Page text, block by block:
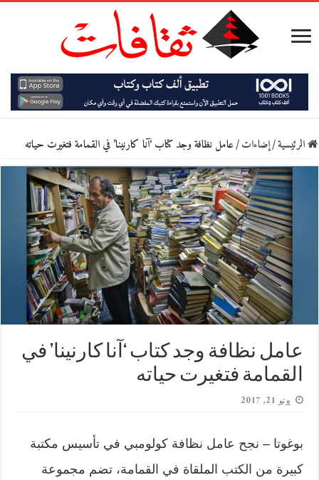
الرئيسية/إضاءات/عامل نظافة وجد كتاب ‘آنا كارنينا’ في القمامة فتغيرت حياته
عامل نظافة وجد كتاب ‘آنا كارنينا’ في
القمامة فتغيرت حياته
يونيو 21, 2017
بوغوتا – نجح عامل نظافة كولومبي في تأسيس مكتبة
كبيرة من الكتب الملقاة في القمامة، تضم مجموعة